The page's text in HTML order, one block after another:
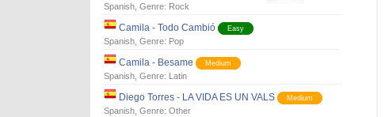
Spanish, Genre: Rock
Camila - Todo Cambió Easy
Spanish, Genre: Pop
Camila - Besame Medium
Spanish, Genre: Latin
Diego Torres - LA VIDA ES UN VALS Medium
Spanish, Genre: Other